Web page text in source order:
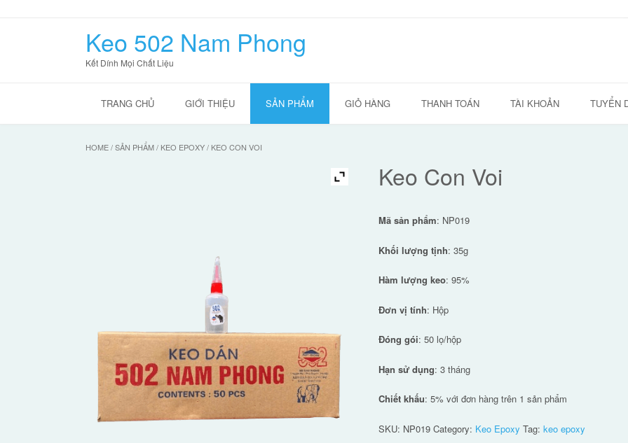
Keo 502 Nam Phong
Kết Dính Mọi Chất Liệu
TRANG CHỦ GIỚI THIỆU SẢN PHẨM GIỎ HÀNG THANH TOÁN TÀI KHOẢN TUYỂN
HOME/SẢN PHẨM/ KEO EPOXY/ KEO CON VOI
Keo Con Voi
Mã sản phẩm: NP019
Khối lượng tịnh: 35g
Hàm lượng keo: 95%
Đơn vị tính: Hộp
Đóng gói: 50 lọ/hộp
Hạn sử dụng: 3 tháng
Chiết khấu: 5% với đơn hàng trên 1 sản phẩm
SKU: NP019 Category: Keo Epoxy Tag: keo epoxy